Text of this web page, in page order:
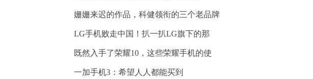
姗姗来迟的作品，科健领衔的三个老品牌
LG手机败走中国！扒一扒LG旗下的那
既然入手了荣耀10，这些荣耀手机的使
一加手机3：希望人人都能买到